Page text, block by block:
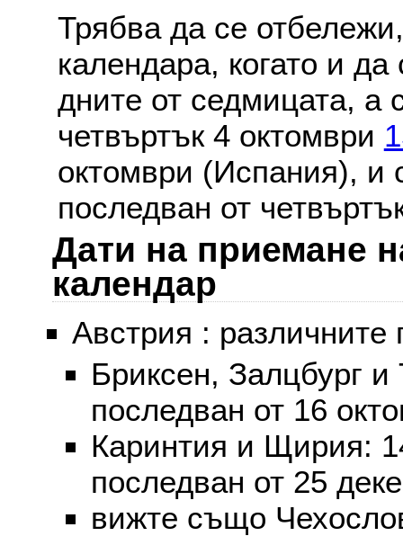
Трябва да се
календара, когато и
дните от седмицата, а
четвъртък 4 октомври
октомври (Испания), и
последван от
Дати на приемане
календар
Австрия :
Бриксен, Залцбург
последван от 16
Каринтия и Щирия:
последван от 25
вижте също